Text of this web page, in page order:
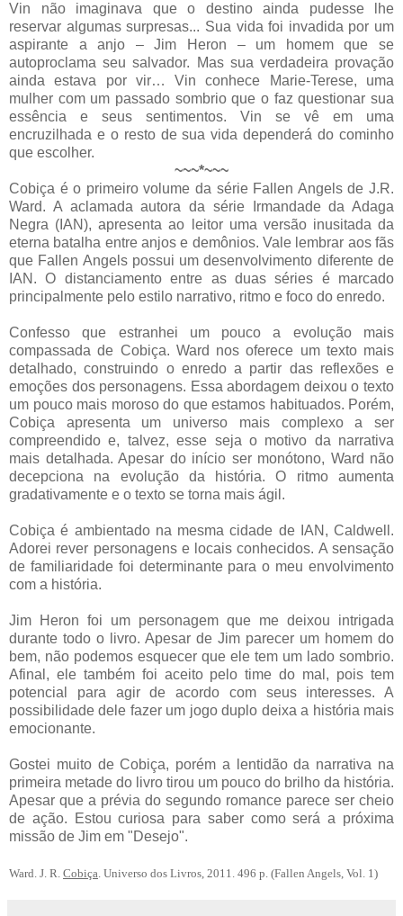
Vin não imaginava que o destino ainda pudesse lhe
reservar algumas surpresas... Sua vida foi invadida por um
aspirante a anjo – Jim Heron – um homem que se
autoproclama seu salvador. Mas sua verdadeira provação
ainda estava por vir… Vin conhece Marie-Terese, uma
mulher com um passado sombrio que o faz questionar sua
essência e seus sentimentos. Vin se vê em uma
encruzilhada e o resto de sua vida dependerá do cominho
que escolher.
~~~*~~~
Cobiça é o primeiro volume da série Fallen Angels de J.R.
Ward. A aclamada autora da série Irmandade da Adaga
Negra (IAN), apresenta ao leitor uma versão inusitada da
eterna batalha entre anjos e demônios. Vale lembrar aos fãs
que Fallen Angels possui um desenvolvimento diferente de
IAN. O distanciamento entre as duas séries é marcado
principalmente pelo estilo narrativo, ritmo e foco do enredo.
Confesso que estranhei um pouco a evolução mais
compassada de Cobiça. Ward nos oferece um texto mais
detalhado, construindo o enredo a partir das reflexões e
emoções dos personagens. Essa abordagem deixou o texto
um pouco mais moroso do que estamos habituados. Porém,
Cobiça apresenta um universo mais complexo a ser
compreendido e, talvez, esse seja o motivo da narrativa
mais detalhada. Apesar do início ser monótono, Ward não
decepciona na evolução da história. O ritmo aumenta
gradativamente e o texto se torna mais ágil.
Cobiça é ambientado na mesma cidade de IAN, Caldwell.
Adorei rever personagens e locais conhecidos. A sensação
de familiaridade foi determinante para o meu envolvimento
com a história.
Jim Heron foi um personagem que me deixou intrigada
durante todo o livro. Apesar de Jim parecer um homem do
bem, não podemos esquecer que ele tem um lado sombrio.
Afinal, ele também foi aceito pelo time do mal, pois tem
potencial para agir de acordo com seus interesses. A
possibilidade dele fazer um jogo duplo deixa a história mais
emocionante.
Gostei muito de Cobiça, porém a lentidão da narrativa na
primeira metade do livro tirou um pouco do brilho da história.
Apesar que a prévia do segundo romance parece ser cheio
de ação. Estou curiosa para saber como será a próxima
missão de Jim em "Desejo".
Ward. J. R. Cobiça. Universo dos Livros, 2011. 496 p. (Fallen Angels, Vol. 1)